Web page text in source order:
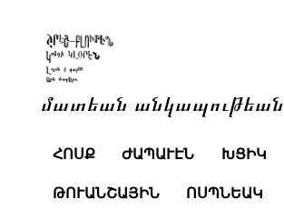
մատեան անկապութեան
ՀՈՍՔ ԺԱՊԱՒԷՆ ԽՑԻԿ
ԹՈՒԱՆՇԱՅԻՆ ՈՍՊՆԵԱԿ